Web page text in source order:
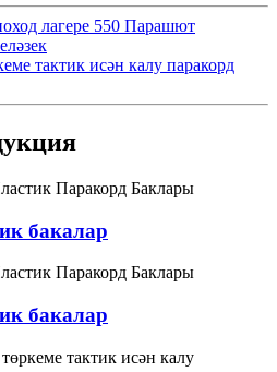
лагере 550 Парашют
тактик исән калу паракорд
бакалар
бакалар